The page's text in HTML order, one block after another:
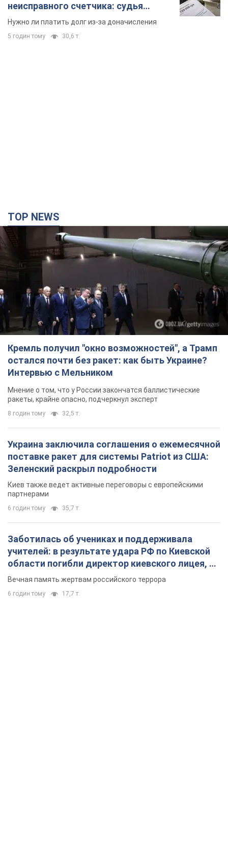
неисправного счетчика: судья
вынес неожиданное решение
Нужно ли платить долг из-за доначисления
5 годин тому 30,6 т.
TOP NEWS
Кремль получил "окно возможностей", а Трамп
остался почти без ракет: как быть Украине?
Интервью с Мельником
Мнение о том, что у России закончатся баллистические
ракеты, крайне опасно, подчеркнул эксперт
8 годин тому 32,5 т.
Украина заключила соглашения о ежемесячной
поставке ракет для системы Patriot из США:
Зеленский раскрыл подробности
Киев также ведет активные переговоры с европейскими
партнерами
6 годин тому 35,7 т.
Заботилась об учениках и поддерживала
учителей: в результате удара РФ по Киевской
области погибли директор киевского лицея, её
муж и внук
Вечная память жертвам российского террора
6 годин тому 17,7 т.